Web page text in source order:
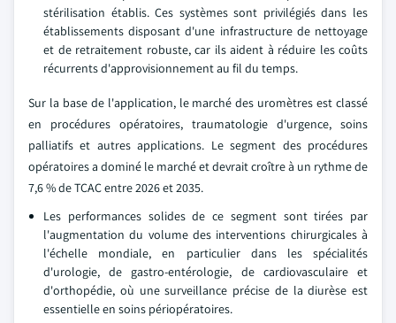
stérilisation établis. Ces systèmes sont privilégiés dans les
établissements disposant d'une infrastructure de nettoyage
et de retraitement robuste, car ils aident à réduire les coûts
récurrents d'approvisionnement au fil du temps.
Sur la base de l'application, le marché des uromètres est classé
en procédures opératoires, traumatologie d'urgence, soins
palliatifs et autres applications. Le segment des procédures
opératoires a dominé le marché et devrait croître à un rythme de
7,6 % de TCAC entre 2026 et 2035.
Les performances solides de ce segment sont tirées par
l'augmentation du volume des interventions chirurgicales à
l'échelle mondiale, en particulier dans les spécialités
d'urologie, de gastro-entérologie, de cardiovasculaire et
d'orthopédie, où une surveillance précise de la diurèse est
essentielle en soins périopératoires.